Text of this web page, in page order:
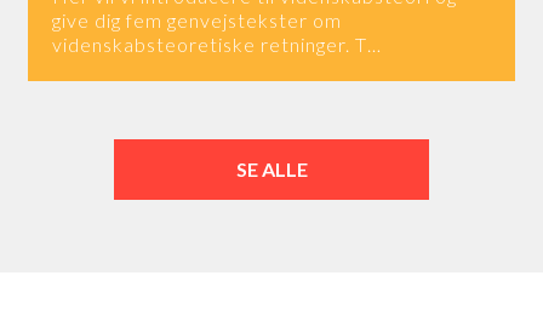
give dig fem genvejstekster om
videnskabsteoretiske retninger. T…
SE ALLE